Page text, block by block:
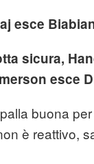
esce
sicura,
esce
buona
è reattivo,